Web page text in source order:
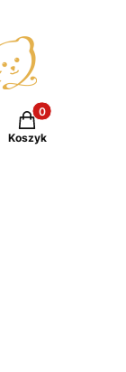
Produkty w
Koszyk